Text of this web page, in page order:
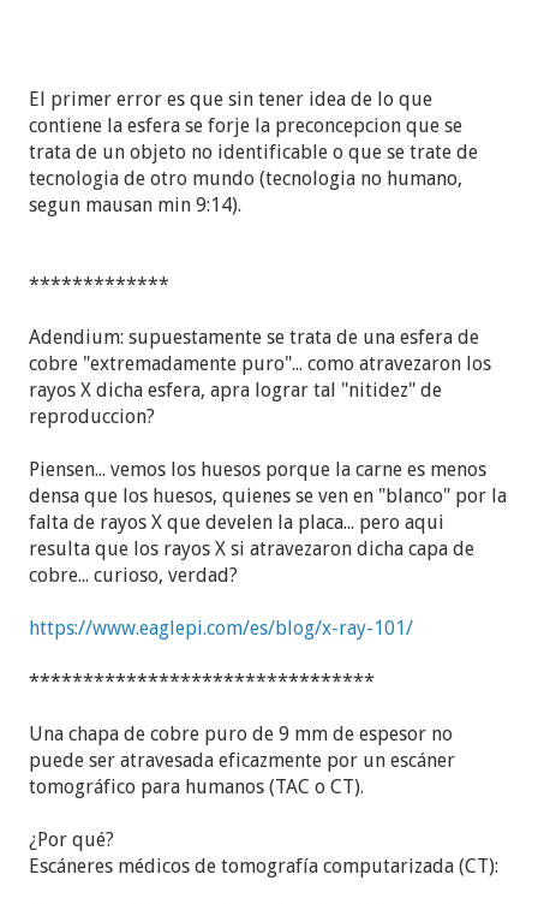
El primer error es que sin tener idea de lo que
contiene la esfera se forje la preconcepcion que se
trata de un objeto no identificable o que se trate de
tecnologia de otro mundo (tecnologia no humano,
segun mausan min 9:14).
*************
Adendium: supuestamente se trata de una esfera de
cobre "extremadamente puro"... como atravezaron los
rayos X dicha esfera, apra lograr tal "nitidez" de
reproduccion?
Piensen... vemos los huesos porque la carne es menos
densa que los huesos, quienes se ven en "blanco" por la
falta de rayos X que develen la placa... pero aqui
resulta que los rayos X si atravezaron dicha capa de
cobre... curioso, verdad?
https://www.eaglepi.com/es/blog/x-ray-101/
********************************
Una chapa de cobre puro de 9 mm de espesor no
puede ser atravesada eficazmente por un escáner
tomográfico para humanos (TAC o CT).
¿Por qué?
Escáneres médicos de tomografía computarizada (CT):